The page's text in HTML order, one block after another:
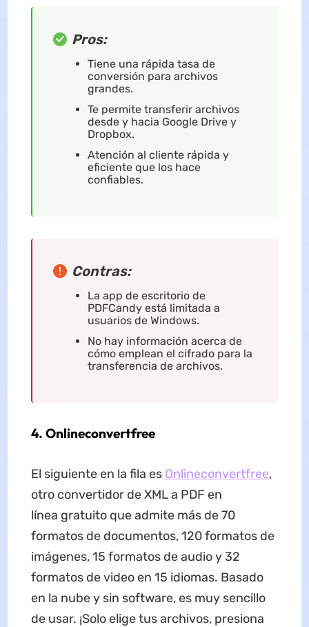
Pros:
Tiene una rápida tasa de
conversión para archivos
grandes.
Te permite transferir archivos
desde y hacia Google Drive y
Dropbox.
Atención al cliente rápida y
eficiente que los hace
confiables.
Contras:
La app de escritorio de
PDFCandy está limitada a
usuarios de Windows.
No hay información acerca de
cómo emplean el cifrado para la
transferencia de archivos.
4. Onlineconvertfree
El siguiente en la fila es Onlineconvertfree,
otro convertidor de XML a PDF en
línea gratuito que admite más de 70
formatos de documentos, 120 formatos de
imágenes, 15 formatos de audio y 32
formatos de video en 15 idiomas. Basado
en la nube y sin software, es muy sencillo
de usar. ¡Solo elige tus archivos, presiona